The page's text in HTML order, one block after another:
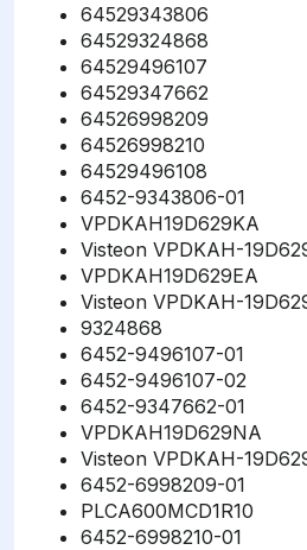
64529343806
64529324868
64529496107
64529347662
64526998209
64526998210
64529496108
6452-9343806-01
VPDKAH19D629KA
Visteon VPDKAH-
VPDKAH19D629EA
Visteon VPDKAH-
9324868
6452-9496107-01
6452-9496107-02
6452-9347662-01
VPDKAH19D629NA
Visteon VPDKAH-
6452-6998209-01
PLCA600MCD1R10
6452-6998210-01